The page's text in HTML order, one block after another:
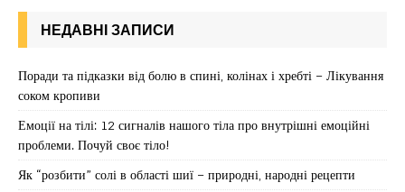
НЕДАВНІ ЗАПИСИ
Поради та підказки від болю в спині, колінах і хребті – Лікування
соком кропиви
Емоції на тілі: 12 сигналів нашого тіла про внутрішні емоційні
проблеми. Почуй своє тіло!
Як “розбити” солі в області шиї – природні, народні рецепти